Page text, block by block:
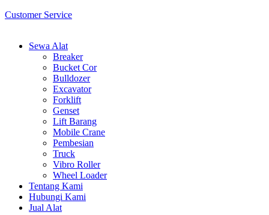
Customer Service
Sewa Alat
Breaker
Bucket Cor
Bulldozer
Excavator
Forklift
Genset
Lift Barang
Mobile Crane
Pembesian
Truck
Vibro Roller
Wheel Loader
Tentang Kami
Hubungi Kami
Jual Alat